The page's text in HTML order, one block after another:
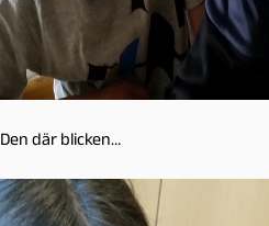
Den där blicken…